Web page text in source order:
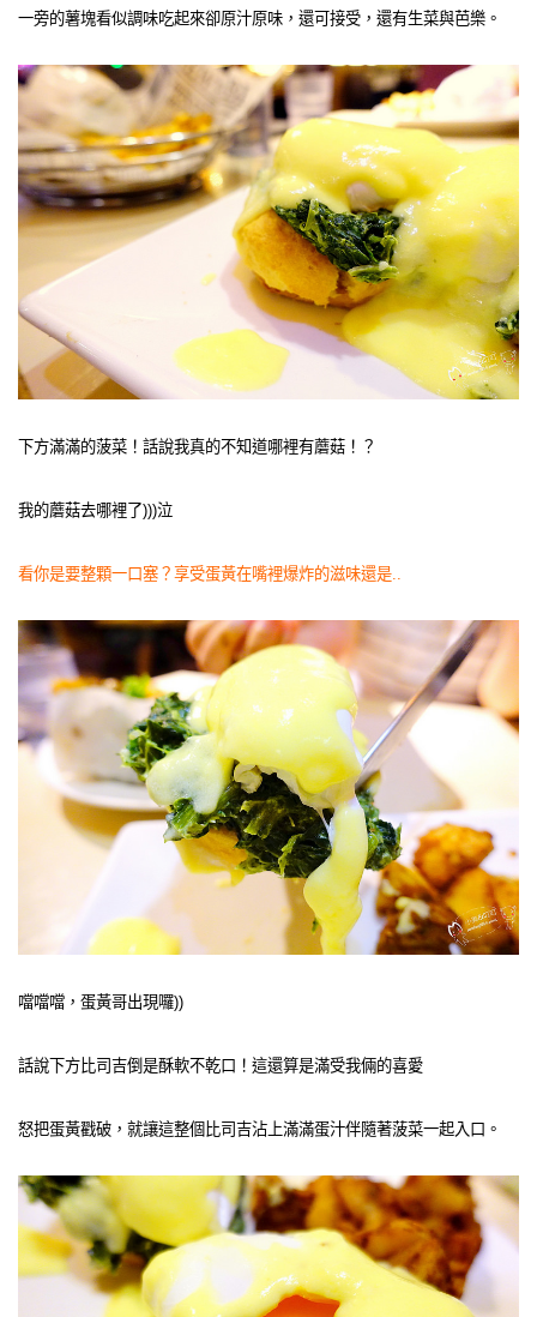
一旁的薯塊看似調味吃起來卻原汁原味，還可接受，還有生菜與芭樂。
下方滿滿的菠菜！話說我真的不知道哪裡有蘑菇！？
我的蘑菇去哪裡了)))泣
看你是要整顆一口塞？享受蛋黃在嘴裡爆炸的滋味還是..
噹噹噹，蛋黃哥出現囉))
話說下方比司吉倒是酥軟不乾口！這還算是滿受我倆的喜愛
怒把蛋黃戳破，就讓這整個比司吉沾上滿滿蛋汁伴隨著菠菜一起入口。